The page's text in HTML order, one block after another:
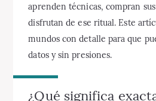
aprenden técnicas, compran
disfrutan de ese ritual. Este
mundos con detalle para que
datos y sin presiones.
¿Qué significa